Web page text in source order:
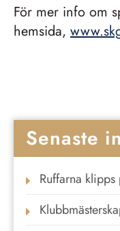
För mer info om
hemsida,
Senaste
Ruffarna klipps